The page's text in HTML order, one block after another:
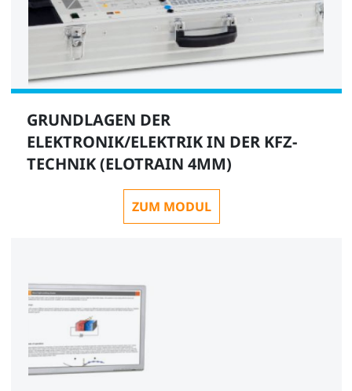
GRUNDLAGEN DER
ELEKTRONIK/ELEKTRIK IN DER KFZ-
TECHNIK (ELOTRAIN 4MM)
ZUM MODUL